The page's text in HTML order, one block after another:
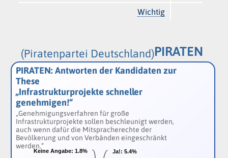
Wichtig
PIRATEN
(Piratenpartei Deutschland)
Ja!: 5.4%
Ja!: 5.4%
Keine Angabe: 1.8%
Keine Angabe: 1.8%
PIRATEN: Antworten der Kandidaten zur
These
„Infrastrukturprojekte schneller
genehmigen!“
„Genehmigungsverfahren für große
Infrastrukturprojekte sollen beschleunigt werden,
auch wenn dafür die Mitspracherechte der
Bevölkerung und von Verbänden eingeschränkt
werden.“